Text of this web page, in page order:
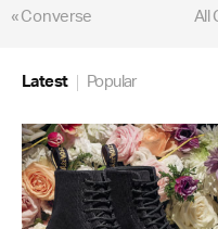
« Converse
All
Latest Popular